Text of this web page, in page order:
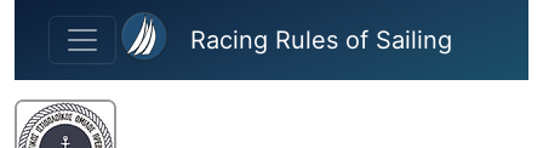
Skip to main content
Racing Rules of Sailing